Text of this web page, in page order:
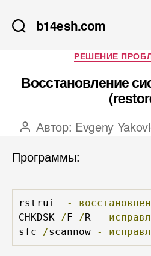
b14esh.com
РЕШЕНИЕ
Восстановление
Автор
Автор: Evgeny
Программы:
rstrui -
CHKDSK
/F /R -
sfc
/scannow -